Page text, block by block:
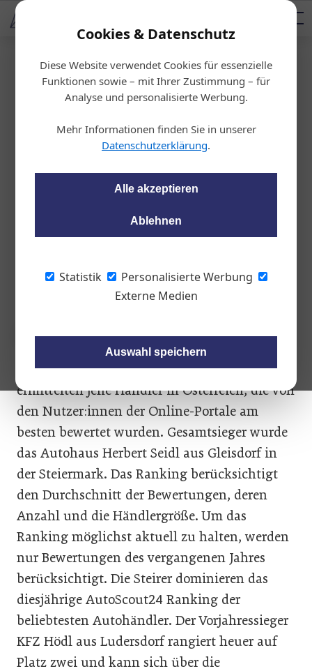
Cookies & Datenschutz
Diese Website verwendet Cookies für essenzielle
Funktionen sowie – mit Ihrer Zustimmung – für
Analyse und personalisierte Werbung.
Mehr Informationen finden Sie in unserer
Datenschutzerklärung.
Alle akzeptieren
Ablehnen
Statistik
Personalisierte Werbung
Externe Medien
Auswahl speichern
AUTOMOTIVE SERVICES
AUTOMOTIVE AKADEMIE
Podcast
Startseite/Fahrzeughandel
Beliebtheits-Ranking
tohändler 2023
12.04.2023, 12:22 Uhr
AutoScout24 und gebrauchtwagen.at
mit den besten Kund:innen-Bewertungen
AutoScout24 und gebrauchtwagen.at
ermittelten jene Händler in Österreich, die von
den Nutzer:innen der Online-Portale am
besten bewertet wurden. Gesamtsieger wurde
das Autohaus Herbert Seidl aus Gleisdorf in
der Steiermark. Das Ranking berücksichtigt
den Durchschnitt der Bewertungen, deren
Anzahl und die Händlergröße. Um das
Ranking möglichst aktuell zu halten, werden
nur Bewertungen des vergangenen Jahres
berücksichtigt. Die Steirer dominieren das
diesjährige AutoScout24 Ranking der
beliebtesten Autohändler. Der Vorjahressieger
KFZ Hödl aus Ludersdorf rangiert heuer auf
Platz zwei und kann sich über die